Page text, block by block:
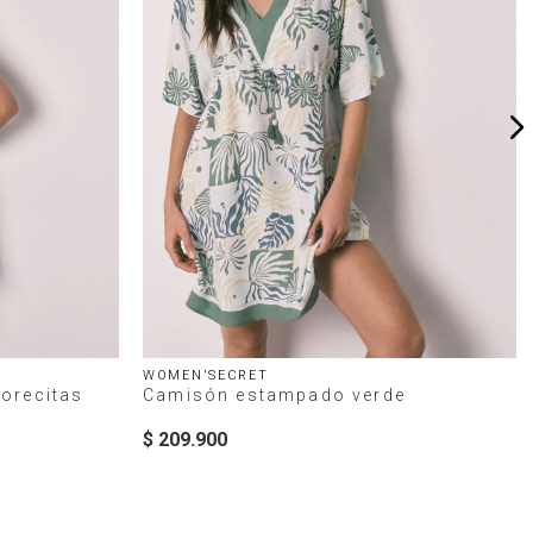
WOMEN'SECRET
Camisón estampado verde
$ 209.900